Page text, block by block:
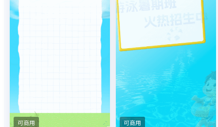
可商用 可商用